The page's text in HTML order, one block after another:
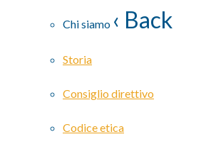
Chi siamo ‹ Back
Storia
Consiglio direttivo
Codice etica